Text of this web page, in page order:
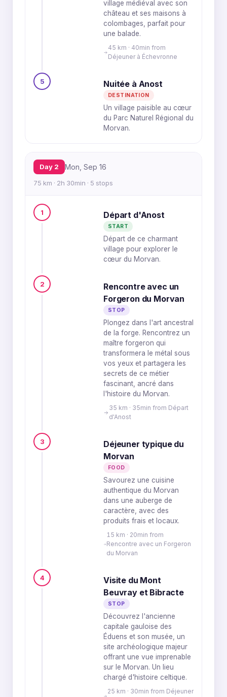
village médiéval avec son
château et ses maisons à
colombages, parfait pour
une balade.
45 km · 40min from
Déjeuner à Échevronne
5 Nuitée à Anost
DESTINATION
Un village paisible au cœur
du Parc Naturel Régional du
Morvan.
Day 2 Mon, Sep 16
75 km · 2h 30min · 5 stops
1 Départ d'Anost
START
Départ de ce charmant
village pour explorer le
cœur du Morvan.
2
Rencontre avec un
Forgeron du Morvan
STOP
Plongez dans l'art ancestral
de la forge. Rencontrez un
maître forgeron qui
transformera le métal sous
vos yeux et partagera les
secrets de ce métier
fascinant, ancré dans
l'histoire du Morvan.
35 km · 35min from Départ
d'Anost
3
Déjeuner typique du
Morvan
FOOD
Savourez une cuisine
authentique du Morvan
dans une auberge de
caractère, avec des
produits frais et locaux.
15 km · 20min from
Rencontre avec un Forgeron
du Morvan
4
Visite du Mont
Beuvray et Bibracte
STOP
Découvrez l'ancienne
capitale gauloise des
Éduens et son musée, un
site archéologique majeur
offrant une vue imprenable
sur le Morvan. Un lieu
chargé d'histoire celtique.
25 km · 30min from Déjeuner